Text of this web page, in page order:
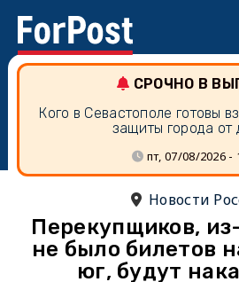
СРОЧНО В
Кого в Севастополе готовы
защиты города от
пт, 07/08/2026 -
Новости
Перекупщиков,
не было билетов
юг, будут